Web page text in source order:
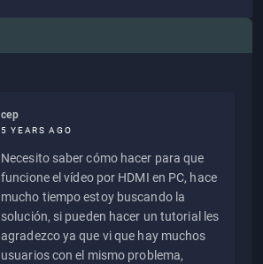
cep
5 YEARS AGO
Necesito saber cómo hacer para que
funcione el vídeo por HDMI en PC, hace
mucho tiempo estoy buscando la
solución, si pueden hacer un tutorial les
agradezco ya que vi que hay muchos
usuarios con el mismo problema,